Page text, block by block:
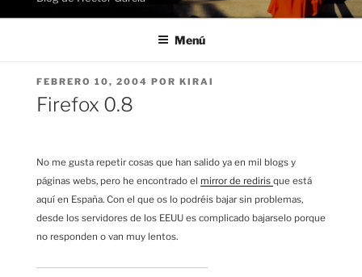
Menú
PUBLICADO
EL
FEBRERO 10, 2004 POR KIRAI
Firefox 0.8
No me gusta repetir cosas que han salido ya en mil blogs y
páginas webs, pero he encontrado el mirror de rediris que está
aquí en España. Con el que os lo podréis bajar sin problemas,
desde los servidores de los EEUU es complicado bajarselo porque
no responden o van muy lentos.